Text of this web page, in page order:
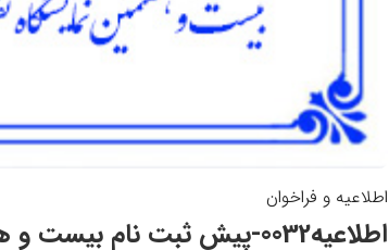
اطلاعیه و فراخوان
اطلاعیه0032-پیش ثبت نام